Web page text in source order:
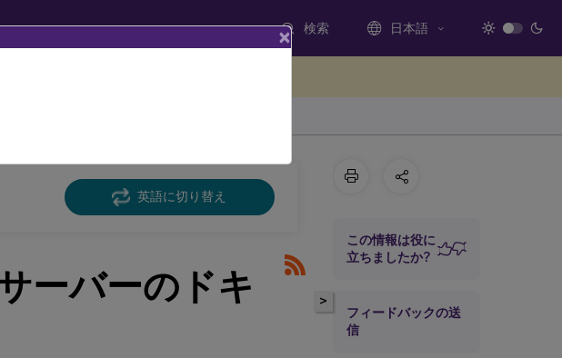
検索 日本語
英語に切り替え
ーバーのドキ
>
この情報は役に
立ちましたか?
フィードバックの送
信
×